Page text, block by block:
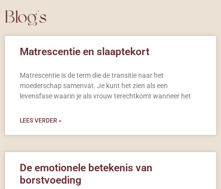
Blog's
Matrescentie en slaaptekort
Matrescentie is de term die de transitie naar het
moederschap samenvat. Je kunt het zien als een
levensfase waarin je als vrouw terechtkomt wanneer het
LEES VERDER »
De emotionele betekenis van
borstvoeding